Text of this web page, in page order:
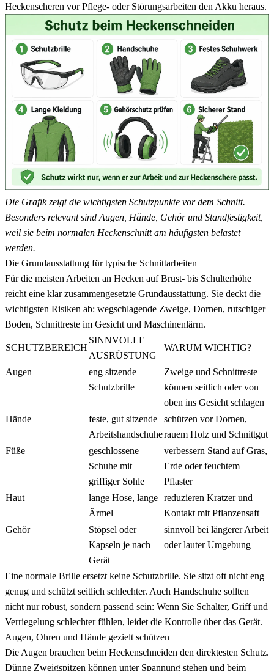
Heckenscheren vor Pflege- oder Störungsarbeiten den Akku heraus.
Die Grafik zeigt die wichtigsten Schutzpunkte vor dem Schnitt.
Besonders relevant sind Augen, Hände, Gehör und Standfestigkeit,
weil sie beim normalen Heckenschnitt am häufigsten belastet
werden.
Die Grundausstattung für typische Schnittarbeiten
Für die meisten Arbeiten an Hecken auf Brust- bis Schulterhöhe
reicht eine klar zusammengesetzte Grundausstattung. Sie deckt die
wichtigsten Risiken ab: wegschlagende Zweige, Dornen, rutschiger
Boden, Schnittreste im Gesicht und Maschinenlärm.
SCHUTZBEREICH
SINNVOLLE
AUSRÜSTUNG
WARUM WICHTIG?
Augen
eng sitzende
Schutzbrille
Zweige und Schnittreste
können seitlich oder von
oben ins Gesicht schlagen
Hände
feste, gut sitzende
Arbeitshandschuhe
schützen vor Dornen,
rauem Holz und Schnittgut
Füße
geschlossene
Schuhe mit
griffiger Sohle
verbessern Stand auf Gras,
Erde oder feuchtem
Pflaster
Haut
lange Hose, lange
Ärmel
reduzieren Kratzer und
Kontakt mit Pflanzensaft
Gehör
Stöpsel oder
Kapseln je nach
Gerät
sinnvoll bei längerer Arbeit
oder lauter Umgebung
Eine normale Brille ersetzt keine Schutzbrille. Sie sitzt oft nicht eng
genug und schützt seitlich schlechter. Auch Handschuhe sollten
nicht nur robust, sondern passend sein: Wenn Sie Schalter, Griff und
Verriegelung schlechter fühlen, leidet die Kontrolle über das Gerät.
Augen, Ohren und Hände gezielt schützen
Die Augen brauchen beim Heckenschneiden den direktesten Schutz.
Dünne Zweigspitzen können unter Spannung stehen und beim